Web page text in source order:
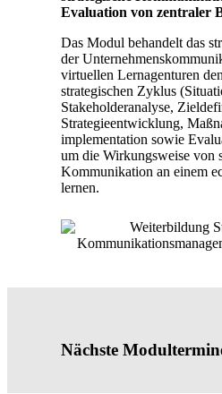
Evaluation von zentraler
Das Modul behandelt das
der
virtuellen Lernagenturen
strategischen Zyklus
Stakeholderanalyse,
Strategieentwicklung,
implementation sowie
um die Wirkungsweise von
Kommunikation an einem
lernen.
Nächste